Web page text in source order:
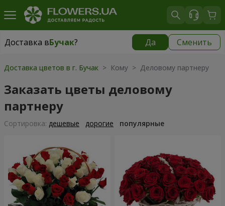
Доставка вБучак? Да Сменить
Доставка вБучак|
Доставка цветов в г. Бучак > Кому > Деловому партнеру
Заказать цветы деловому
партнеру
Cортировка: дешевые дорогие популярные